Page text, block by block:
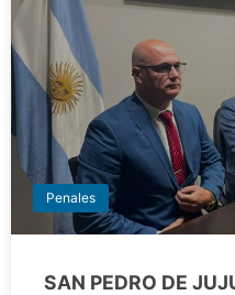
Penales
SAN PEDRO DE